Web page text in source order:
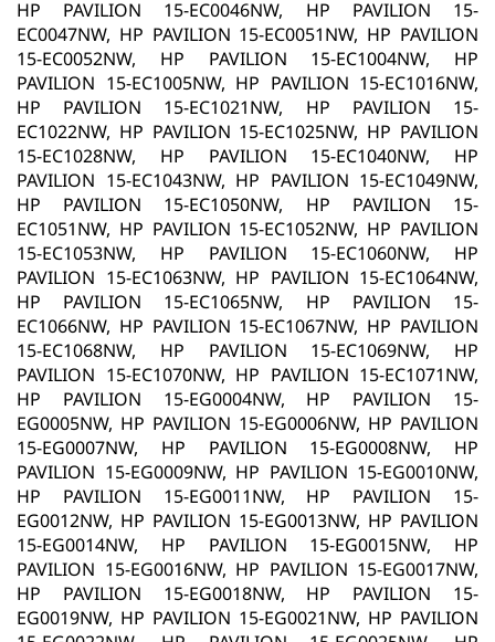
HP PAVILION 15-EC0046NW, HP PAVILION 15-
EC0047NW, HP PAVILION 15-EC0051NW, HP PAVILION
15-EC0052NW, HP PAVILION 15-EC1004NW, HP
PAVILION 15-EC1005NW, HP PAVILION 15-EC1016NW,
HP PAVILION 15-EC1021NW, HP PAVILION 15-
EC1022NW, HP PAVILION 15-EC1025NW, HP PAVILION
15-EC1028NW, HP PAVILION 15-EC1040NW, HP
PAVILION 15-EC1043NW, HP PAVILION 15-EC1049NW,
HP PAVILION 15-EC1050NW, HP PAVILION 15-
EC1051NW, HP PAVILION 15-EC1052NW, HP PAVILION
15-EC1053NW, HP PAVILION 15-EC1060NW, HP
PAVILION 15-EC1063NW, HP PAVILION 15-EC1064NW,
HP PAVILION 15-EC1065NW, HP PAVILION 15-
EC1066NW, HP PAVILION 15-EC1067NW, HP PAVILION
15-EC1068NW, HP PAVILION 15-EC1069NW, HP
PAVILION 15-EC1070NW, HP PAVILION 15-EC1071NW,
HP PAVILION 15-EG0004NW, HP PAVILION 15-
EG0005NW, HP PAVILION 15-EG0006NW, HP PAVILION
15-EG0007NW, HP PAVILION 15-EG0008NW, HP
PAVILION 15-EG0009NW, HP PAVILION 15-EG0010NW,
HP PAVILION 15-EG0011NW, HP PAVILION 15-
EG0012NW, HP PAVILION 15-EG0013NW, HP PAVILION
15-EG0014NW, HP PAVILION 15-EG0015NW, HP
PAVILION 15-EG0016NW, HP PAVILION 15-EG0017NW,
HP PAVILION 15-EG0018NW, HP PAVILION 15-
EG0019NW, HP PAVILION 15-EG0021NW, HP PAVILION